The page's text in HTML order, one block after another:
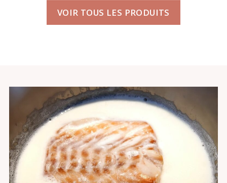
VOIR TOUS LES PRODUITS